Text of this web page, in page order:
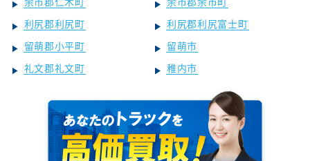
利尻郡利尻町
利尻郡利尻富士町
留萌郡小平町
留萌市
礼文郡礼文町
稚内市